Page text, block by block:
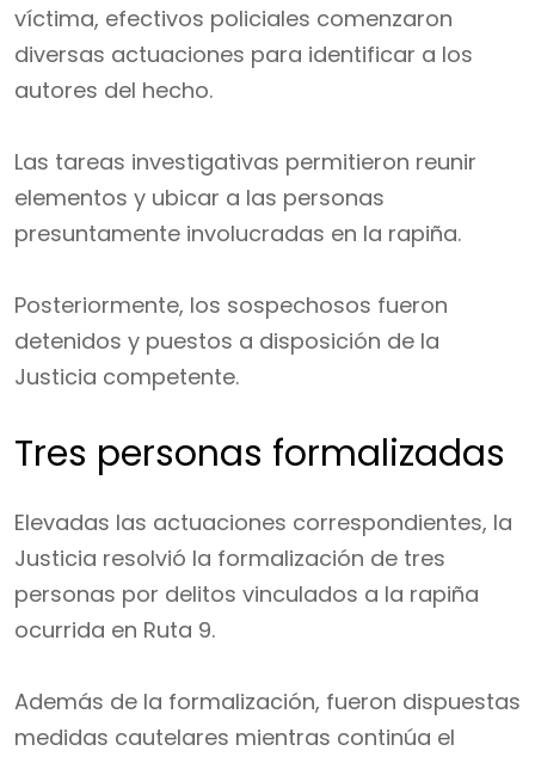
víctima, efectivos policiales comenzaron
diversas actuaciones para identificar a los
autores del hecho.
Las tareas investigativas permitieron reunir
elementos y ubicar a las personas
presuntamente involucradas en la rapiña.
Posteriormente, los sospechosos fueron
detenidos y puestos a disposición de la
Justicia competente.
Tres personas formalizadas
Elevadas las actuaciones correspondientes, la
Justicia resolvió la formalización de tres
personas por delitos vinculados a la rapiña
ocurrida en Ruta 9.
Además de la formalización, fueron dispuestas
medidas cautelares mientras continúa el